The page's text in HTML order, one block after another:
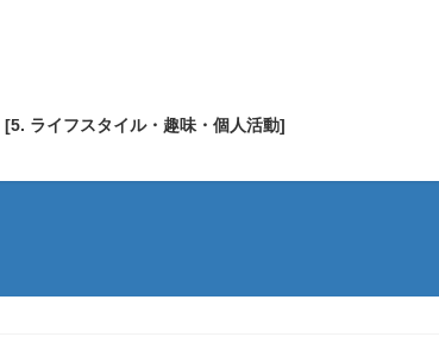
[5. ライフスタイル・趣味・個人活動]